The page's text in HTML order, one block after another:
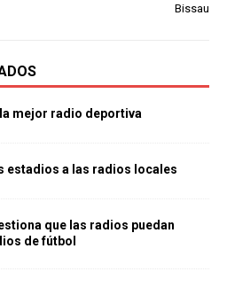
Bissau
mejor radio deportiva
estadios a las radios locales
que las radios puedan
de fútbol